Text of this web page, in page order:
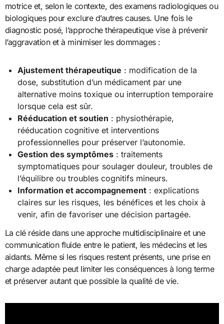
motrice et, selon le contexte, des examens radiologiques ou
biologiques pour exclure d’autres causes. Une fois le
diagnostic posé, l’approche thérapeutique vise à prévenir
l’aggravation et à minimiser les dommages :
Ajustement thérapeutique : modification de la
dose, substitution d’un médicament par une
alternative moins toxique ou interruption temporaire
lorsque cela est sûr.
Rééducation et soutien : physiothérapie,
rééducation cognitive et interventions
professionnelles pour préserver l’autonomie.
Gestion des symptômes : traitements
symptomatiques pour soulager douleur, troubles de
l’équilibre ou troubles cognitifs mineurs.
Information et accompagnement : explications
claires sur les risques, les bénéfices et les choix à
venir, afin de favoriser une décision partagée.
La clé réside dans une approche multidisciplinaire et une
communication fluide entre le patient, les médecins et les
aidants. Même si les risques restent présents, une prise en
charge adaptée peut limiter les conséquences à long terme
et préserver autant que possible la qualité de vie.